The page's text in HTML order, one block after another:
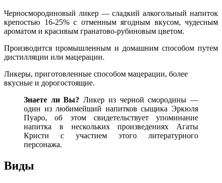
Черносмородиновый ликер — сладкий алкогольный напиток
крепостью 16-25% с отменным ягодным вкусом, чудесным
ароматом и красивым гранатово-рубиновым цветом.
Производится промышленным и домашним способом путем
дистилляции или мацерации.
Ликеры, приготовленные способом мацерации, более
вкусные и дорогостоящие.
Знаете ли Вы? Ликер из черной смородины —
один из любимейший напитков сыщика Эркюля
Пуаро, об этом свидетельствует упоминание
напитка в нескольких произведениях Агаты
Кристи с участием этого литературного
персонажа.
Виды